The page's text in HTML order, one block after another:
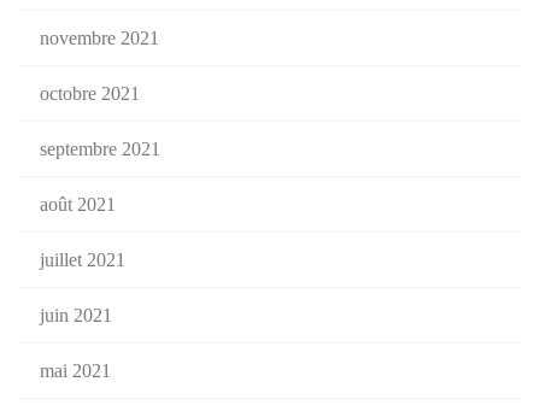
novembre 2021
octobre 2021
septembre 2021
août 2021
juillet 2021
juin 2021
mai 2021